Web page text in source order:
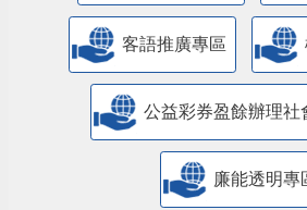
客語推廣專區
公益彩券盈餘辦理社
廉能透明專